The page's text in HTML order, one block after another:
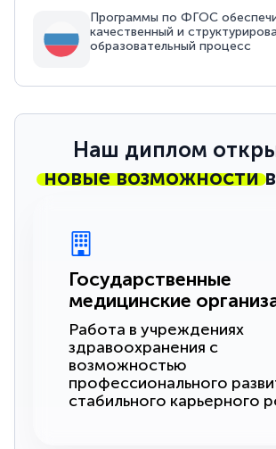
Программы по ФГОС
качественный и
образовательный процесс
Наш диплом
новые возможности
Государственные
медицинские
Работа в учреждениях
здравоохранения с
возможностью
профессионального
стабильного карьерного